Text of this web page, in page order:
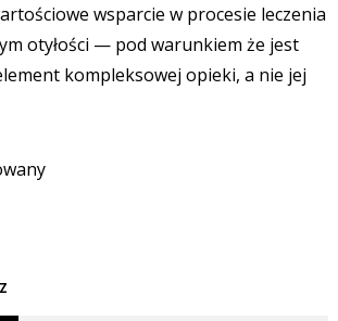
wsparcie w procesie leczenia
otyłości — pod warunkiem że jest
kompleksowej opieki, a nie jej